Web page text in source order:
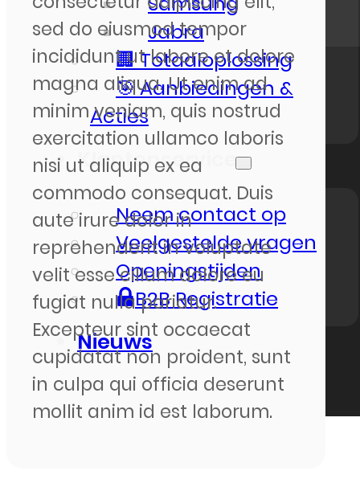
Jabra
🏢 Totaaloplossing
🎯 Aanbiedingen &
Acties
Klantenservice
Neem contact op
Veelgestelde vragen
Openingstijden
B2B Registratie
Nieuws
sed do eiusmod tempor
incididunt ut labore et dolore
magna aliqua. Ut enim ad
minim veniam, quis nostrud
exercitation ullamco laboris
nisi ut aliquip ex ea
commodo consequat. Duis
aute irure dolor in
reprehenderit in voluptate
velit esse cillum dolore eu
fugiat nulla pariatur.
Excepteur sint occaecat
cupidatat non proident, sunt
in culpa qui officia deserunt
mollit anim id est laborum.